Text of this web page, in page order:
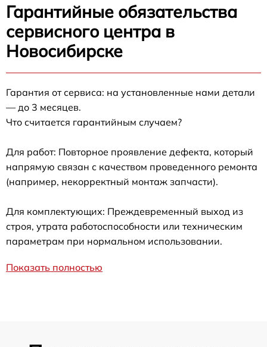
Гарантийные обязательства
сервисного центра в
Новосибирске
Гарантия от сервиса: на установленные нами детали
— до 3 месяцев.
Что считается гарантийным случаем?
Для работ: Повторное проявление дефекта, который
напрямую связан с качеством проведенного ремонта
(например, некорректный монтаж запчасти).
Для комплектующих: Преждевременный выход из
строя, утрата работоспособности или техническим
параметрам при нормальном использовании.
Показать полностью